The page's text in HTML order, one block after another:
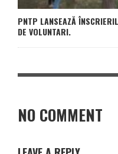
PNTP LANSEAZĂ
DE VOLUNTARI.
NO COMMENT